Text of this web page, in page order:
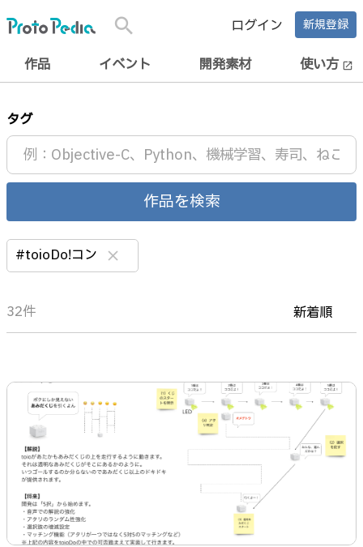
search ログイン 新規登録
作品 イベント 開発素材 使い方 open_in_new
タグ
作品を検索
#toioDo!コン clear
32件 新着順